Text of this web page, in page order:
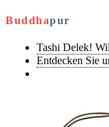
Buddhapur
Tashi Delek!
Entdecken Sie